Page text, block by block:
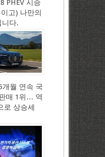
PHEV 시승
고) 나만의
다.
개월 연속 국
매 1위… 역
로 상승세